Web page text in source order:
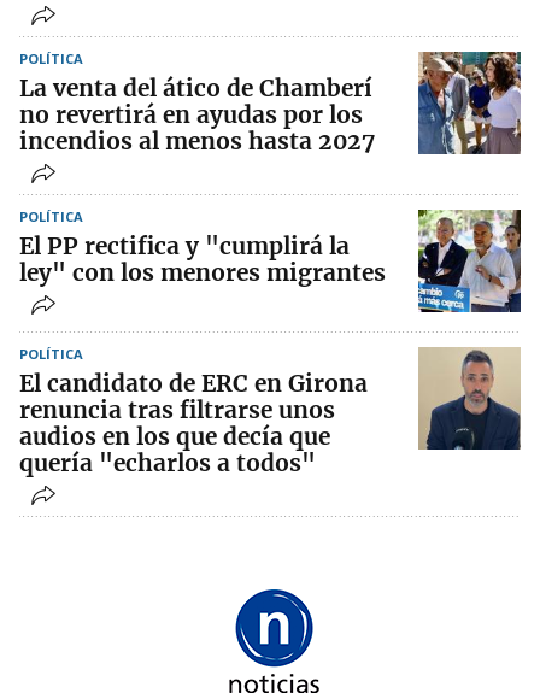
POLÍTICA
La venta del ático de Chamberí
no revertirá en ayudas por los
incendios al menos hasta 2027
POLÍTICA
El PP rectifica y "cumplirá la
ley" con los menores migrantes
POLÍTICA
El candidato de ERC en Girona
renuncia tras filtrarse unos
audios en los que decía que
quería "echarlos a todos"